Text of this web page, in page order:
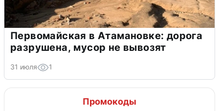
Первомайская в Атамановке: дорога
разрушена, мусор не вывозят
31 июля 1
Промокоды